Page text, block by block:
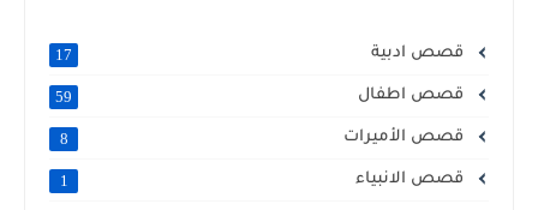
قصص ادبية 17
قصص اطفال 59
قصص الأميرات 8
قصص الانبياء 1